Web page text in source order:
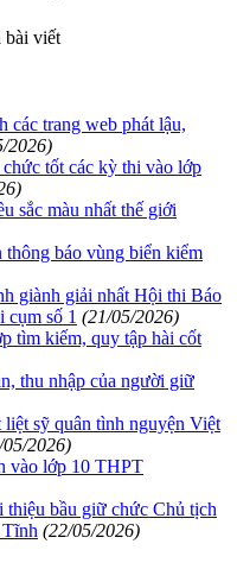
bài viết
các trang web phát lậu,
2026)
tốt các kỳ thi vào lớp
sắc màu nhất thế giới
báo vùng biển kiểm
giành giải nhất Hội thi Báo
cụm số 1 (21/05/2026)
tìm kiếm, quy tập hài cốt
thu nhập của người giữ
sỹ quân tình nguyện Việt
2026)
vào lớp 10 THPT
bầu giữ chức Chủ tịch
(22/05/2026)